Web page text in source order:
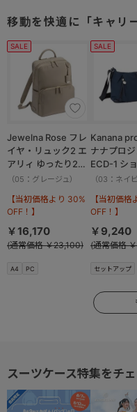
移動を快適に「キャリ
SALE
A4 PC
Jewelna Rose フレ
イヤ・リュック2 エ
アリィ ゆったり2ル
ーム 16262
（05：グレージュ）
【当初価格より 30%
OFF！】
￥16,170
(通常価格 ￥23,100)
SALE
セットアップ
Kanana
ナナプロ
ECD-1 シ
ッグ 横
（03：ネイ
【当初価
OFF！】
￥9,240
(通常価格
スーツケース特集をチ